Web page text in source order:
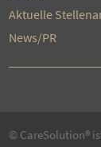
Aktuelle
News/PR
© CareSolution®